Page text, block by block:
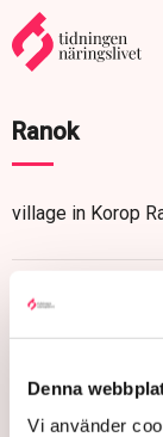
Denna
Vi använder
Ranok
village in Korop